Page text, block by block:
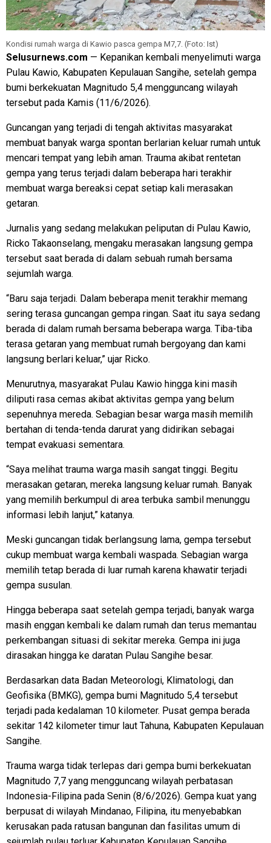
Kondisi rumah warga di Kawio pasca gempa M7,7. (Foto: Ist)
Selusurnews.com — Kepanikan kembali menyelimuti warga
Pulau Kawio, Kabupaten Kepulauan Sangihe, setelah gempa
bumi berkekuatan Magnitudo 5,4 mengguncang wilayah
tersebut pada Kamis (11/6/2026).
Guncangan yang terjadi di tengah aktivitas masyarakat
membuat banyak warga spontan berlarian keluar rumah untuk
mencari tempat yang lebih aman. Trauma akibat rentetan
gempa yang terus terjadi dalam beberapa hari terakhir
membuat warga bereaksi cepat setiap kali merasakan
getaran.
Jurnalis yang sedang melakukan peliputan di Pulau Kawio,
Ricko Takaonselang, mengaku merasakan langsung gempa
tersebut saat berada di dalam sebuah rumah bersama
sejumlah warga.
“Baru saja terjadi. Dalam beberapa menit terakhir memang
sering terasa guncangan gempa ringan. Saat itu saya sedang
berada di dalam rumah bersama beberapa warga. Tiba-tiba
terasa getaran yang membuat rumah bergoyang dan kami
langsung berlari keluar,” ujar Ricko.
Menurutnya, masyarakat Pulau Kawio hingga kini masih
diliputi rasa cemas akibat aktivitas gempa yang belum
sepenuhnya mereda. Sebagian besar warga masih memilih
bertahan di tenda-tenda darurat yang didirikan sebagai
tempat evakuasi sementara.
“Saya melihat trauma warga masih sangat tinggi. Begitu
merasakan getaran, mereka langsung keluar rumah. Banyak
yang memilih berkumpul di area terbuka sambil menunggu
informasi lebih lanjut,” katanya.
Meski guncangan tidak berlangsung lama, gempa tersebut
cukup membuat warga kembali waspada. Sebagian warga
memilih tetap berada di luar rumah karena khawatir terjadi
gempa susulan.
Hingga beberapa saat setelah gempa terjadi, banyak warga
masih enggan kembali ke dalam rumah dan terus memantau
perkembangan situasi di sekitar mereka. Gempa ini juga
dirasakan hingga ke daratan Pulau Sangihe besar.
Berdasarkan data Badan Meteorologi, Klimatologi, dan
Geofisika (BMKG), gempa bumi Magnitudo 5,4 tersebut
terjadi pada kedalaman 10 kilometer. Pusat gempa berada
sekitar 142 kilometer timur laut Tahuna, Kabupaten Kepulauan
Sangihe.
Trauma warga tidak terlepas dari gempa bumi berkekuatan
Magnitudo 7,7 yang mengguncang wilayah perbatasan
Indonesia-Filipina pada Senin (8/6/2026). Gempa kuat yang
berpusat di wilayah Mindanao, Filipina, itu menyebabkan
kerusakan pada ratusan bangunan dan fasilitas umum di